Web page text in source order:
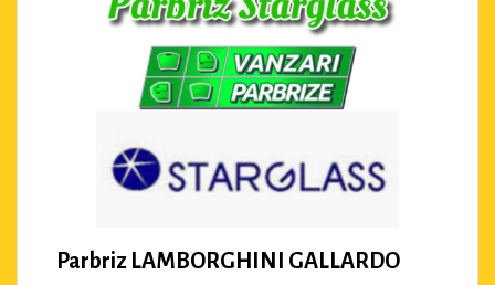
Parbriz LAMBORGHINI GALLARDO